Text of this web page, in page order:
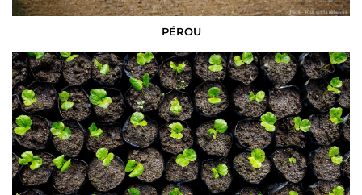
PÉROU